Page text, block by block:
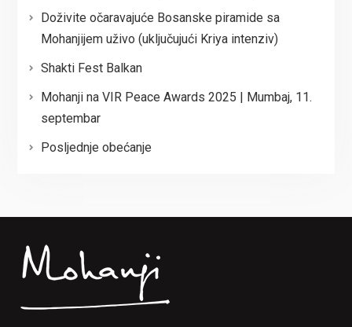
Doživite očaravajuće Bosanske piramide sa
Mohanjijem uživo (uključujući Kriya intenziv)
Shakti Fest Balkan
Mohanji na VIR Peace Awards 2025 | Mumbaj, 11.
septembar
Posljednje obećanje